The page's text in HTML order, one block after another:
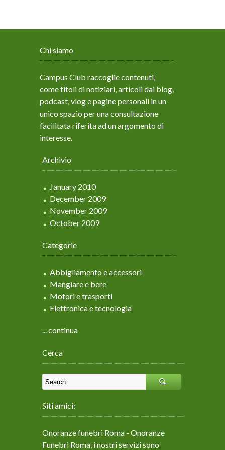
Chi siamo
Campus Club raccoglie contenuti,
come titoli di notiziari, articoli dai blog,
podcast, vlog e pagine personali in un
unico spazio per una consultazione
facilitata riferita ad un argomento di
interesse.
Archivio
January 2010
December 2009
November 2009
October 2009
Categorie
Abbigliamento e accessori
Mangiare e bere
Motori e trasporti
Elettronica e tecnologia
... continua
Cerca
Siti amici:
Onoranze funebri Roma - Onoranze
Funebri Roma, i nostri servizi sono